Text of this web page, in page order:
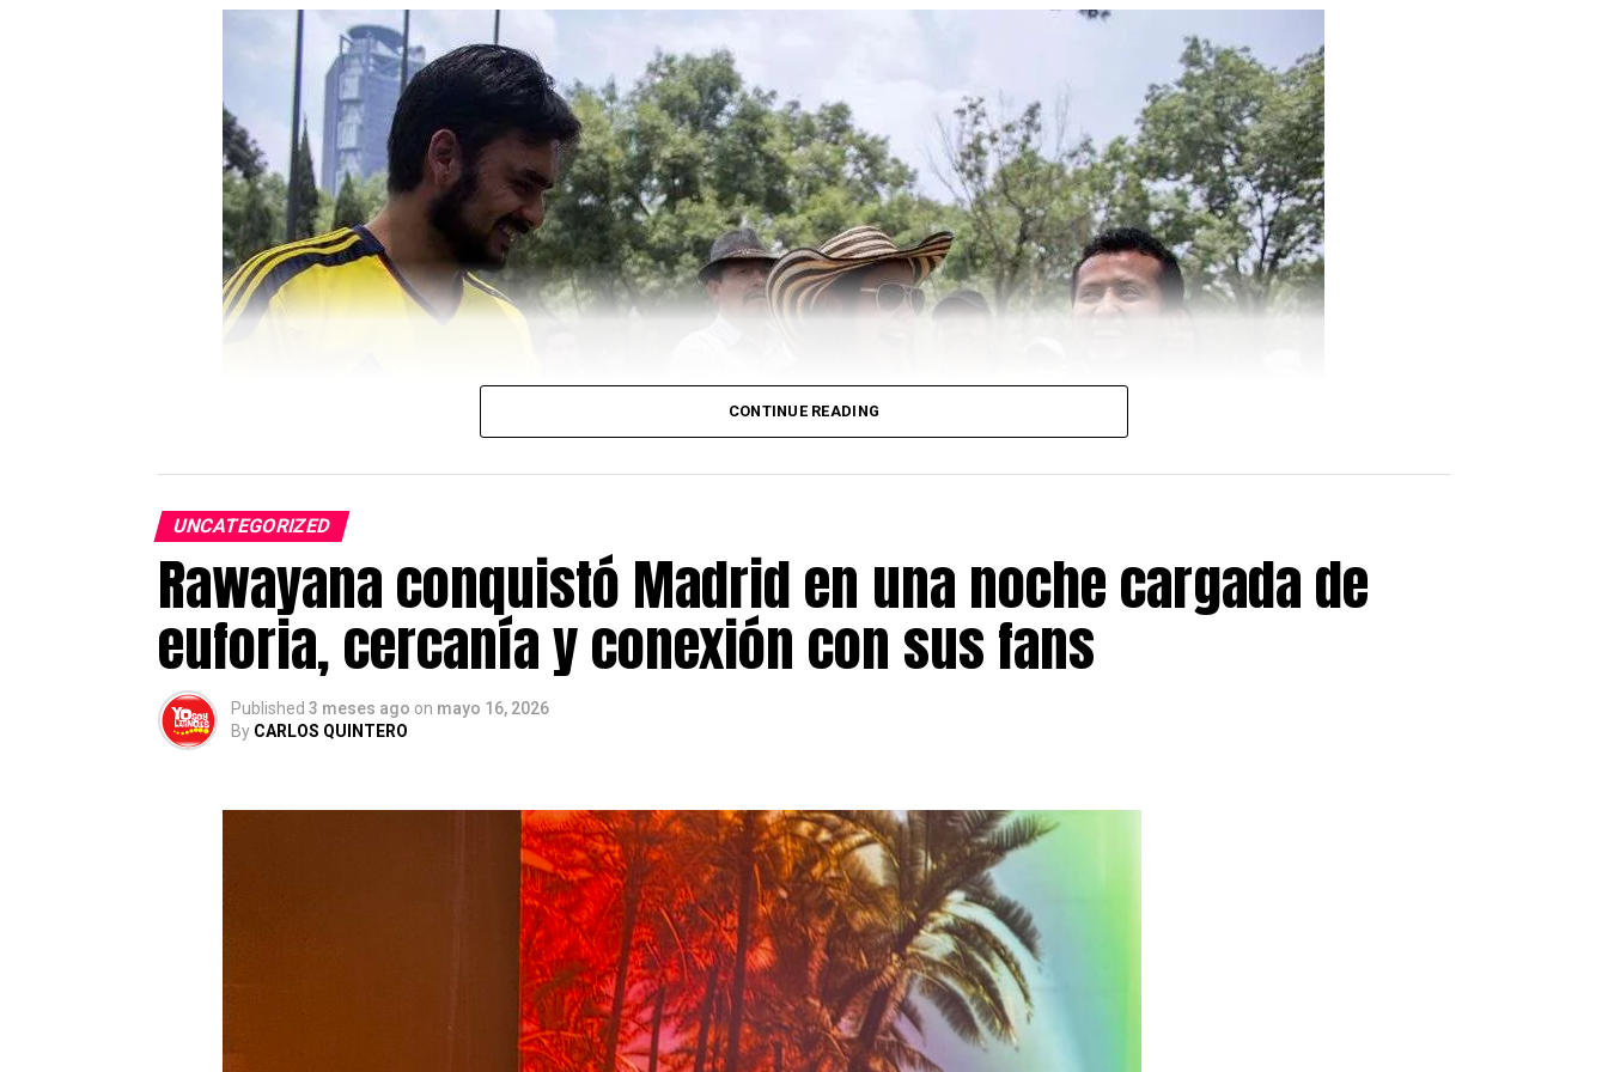
Antes del homenaje, la presidenta de la Comunidad de Madrid,
, mantendrá un encuentro con el
presidente electo de Venezuela, **Edmundo González Urrutia>, con quien analizará la situación humanitaria y las
iniciativas de cooperación desarrolladas tras la emergencia.
Durante el acto se realizará un minuto de silencio en memoria de las víctimas, una oración dirigida por un sacerdote y un
reconocimiento especial a los integrantes delEquipo de Respuesta Logística Inmediata de la Comunidad de
Madrid (ERICAM)
, así como a los voluntarios que han impulsado campañas de ayuda humanitaria desde España.
Asimismo, se proyectarán mensajes audiovisuales de venezolanos residentes en Madrid y ciudadanos españoles,
reforzando el vínculo de solidaridad entre ambos pueblos.
compromiso de Madrid con Venezuela en uno de los momentos más difíciles de su historia reciente.
YosoyLatino.es es un medio digital dedicado a informar y conectar a la comunidad latina en España, ofreciendo cobertura
de actualidad, inmigración, emprendimiento, cultura y acontecimientos de interés para millones de latinoamericanos
residentes en el país.
Post Views: 461
De acuerdo con los datos oficiales del Ministerio de Inclusión,609.737 expedientes ya han sido tramitados y se
encuentran en fase de instrucción, mientras que alrededor de 11.000 solicitudes ya cuentan con una resolución
Entre las nacionalidades con mayor número de solicitudes destacan loscolombianos (25,9%)
venezolanos (11,8%). También figuran entre los principales países de origen Perú, Honduras,
Paraguay, Argelia, Senegal, Pakistán y Argentina.
CONTINUE READING
UNCATEGORIZED
Rawayana conquistó Madrid en una noche cargada de
euforia, cercanía y conexión con sus fans
Published 3 meses ago on mayo 16, 2026
By CARLOS QUINTERO